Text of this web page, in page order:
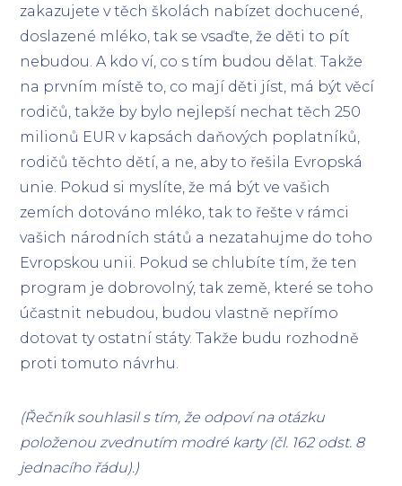
zakazujete v těch školách nabízet dochucené,
doslazené mléko, tak se vsaďte, že děti to pít
nebudou. A kdo ví, co s tím budou dělat. Takže
na prvním místě to, co mají děti jíst, má být věcí
rodičů, takže by bylo nejlepší nechat těch 250
milionů EUR v kapsách daňových poplatníků,
rodičů těchto dětí, a ne, aby to řešila Evropská
unie. Pokud si myslíte, že má být ve vašich
zemích dotováno mléko, tak to řešte v rámci
vašich národních států a nezatahujme do toho
Evropskou unii. Pokud se chlubíte tím, že ten
program je dobrovolný, tak země, které se toho
účastnit nebudou, budou vlastně nepřímo
dotovat ty ostatní státy. Takže budu rozhodně
proti tomuto návrhu.
(Řečník souhlasil s tím, že odpoví na otázku
položenou zvednutím modré karty (čl. 162 odst. 8
jednacího řádu).)